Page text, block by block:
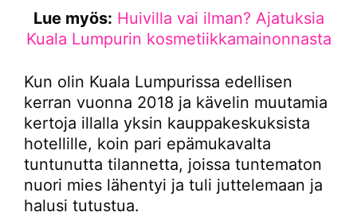
Lue myös: Huivilla vai ilman? Ajatuksia
Kuala Lumpurin kosmetiikkamainonnasta
Kun olin Kuala Lumpurissa edellisen
kerran vuonna 2018 ja kävelin muutamia
kertoja illalla yksin kauppakeskuksista
hotellille, koin pari epämukavalta
tuntunutta tilannetta, joissa tuntematon
nuori mies lähentyi ja tuli juttelemaan ja
halusi tutustua.